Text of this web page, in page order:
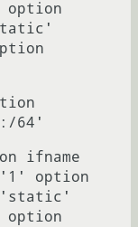
64'
ifname
option
'static'
option